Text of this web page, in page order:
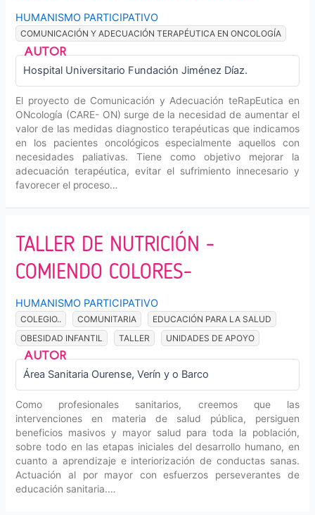
HUMANISMO PARTICIPATIVO
COMUNICACIÓN Y ADECUACIÓN TERAPÉUTICA EN ONCOLOGÍA
Hospital Universitario Fundación Jiménez Díaz.
El proyecto de Comunicación y Adecuación teRapEutica en
ONcología (CARE- ON) surge de la necesidad de aumentar el
valor de las medidas diagnostico terapéuticas que indicamos
en los pacientes oncológicos especialmente aquellos con
necesidades paliativas. Tiene como objetivo mejorar la
adecuación terapéutica, evitar el sufrimiento innecesario y
favorecer el proceso…
TALLER DE NUTRICIÓN -
COMIENDO COLORES-
HUMANISMO PARTICIPATIVO
COLEGIO.. COMUNITARIA
EDUCACIÓN PARA LA SALUD
OBESIDAD INFANTIL
TALLER UNIDADES DE APOYO
Área Sanitaria Ourense, Verín y o Barco
Como profesionales sanitarios, creemos que las
intervenciones en materia de salud pública, persiguen
beneficios masivos y mayor salud para toda la población,
sobre todo en las etapas iniciales del desarrollo humano, en
cuanto a aprendizaje e interiorización de conductas sanas.
Actuación al por mayor con esfuerzos perseverantes de
educación sanitaria.…